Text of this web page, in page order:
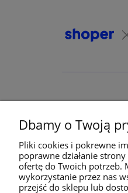
Dbamy o Twoją
Pliki cookies i pokrewne
poprawne działanie
ofertę do Twoich potrzeb.
wykorzystanie przez nas
przejść do sklepu lub